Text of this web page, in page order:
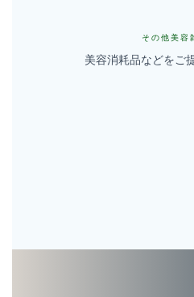
その他美容
美容消耗品などをご